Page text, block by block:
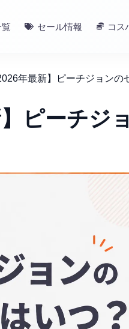
セール情報 コス
年最新】ピーチジョン
】ピーチ